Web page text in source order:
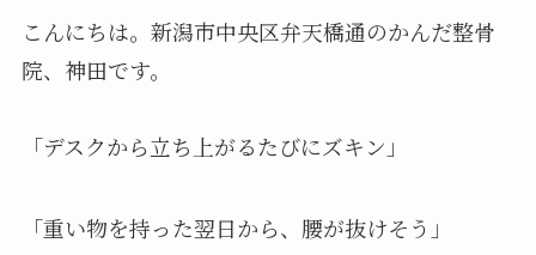
こんにちは。新潟市中央区弁天橋通のかんだ整骨
院、神田です。
「デスクから立ち上がるたびにズキン」
「重い物を持った翌日から、腰が抜けそう」